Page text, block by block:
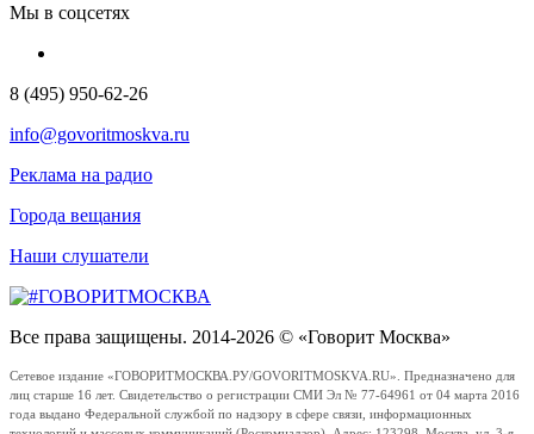
Мы в соцсетях
8 (495) 950-62-26
info@govoritmoskva.ru
Реклама на радио
Города вещания
Наши слушатели
Все права защищены. 2014-2026 © «Говорит Москва»
Сетевое издание «ГОВОРИТМОСКВА.РУ/GOVORITMOSKVA.RU». Предназначено для
лиц старше 16 лет. Свидетельство о регистрации СМИ Эл № 77-64961 от 04 марта 2016
года выдано Федеральной службой по надзору в сфере связи, информационных